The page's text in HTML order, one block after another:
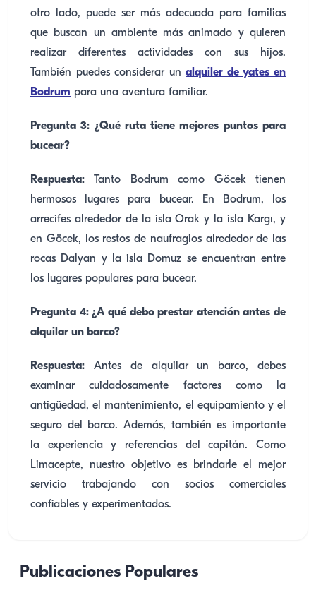
otro lado, puede ser más adecuada para familias
que buscan un ambiente más animado y quieren
realizar diferentes actividades con sus hijos.
También puedes considerar unalquiler de yates en
Bodrum para una aventura familiar.
Pregunta 3: ¿Qué ruta tiene mejores puntos para
bucear?
Respuesta: Tanto Bodrum como Göcek tienen
hermosos lugares para bucear. En Bodrum, los
arrecifes alrededor de la isla Orak y la isla Kargı, y
en Göcek, los restos de naufragios alrededor de las
rocas Dalyan y la isla Domuz se encuentran entre
los lugares populares para bucear.
Pregunta 4: ¿A qué debo prestar atención antes de
alquilar un barco?
Respuesta: Antes de alquilar un barco, debes
examinar cuidadosamente factores como la
antigüedad, el mantenimiento, el equipamiento y el
seguro del barco. Además, también es importante
la experiencia y referencias del capitán. Como
Limacepte, nuestro objetivo es brindarle el mejor
servicio trabajando con socios comerciales
confiables y experimentados.
Publicaciones Populares